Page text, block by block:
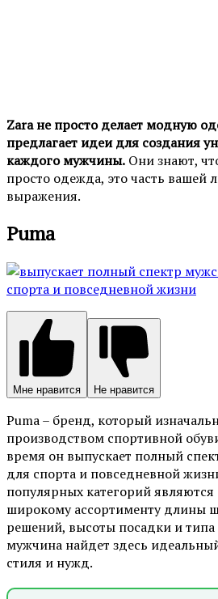
Zara не просто делает модную
предлагает идеи для создания
каждого мужчины. Они знают,
просто одежда, это часть вашей
выражения.
Puma
Мне нравится Не нравится
Puma – бренд, который
производством спортивной
время он выпускает полный
для спорта и повседневной
популярных категорий
широкому ассортименту длины
решений, высоты посадки и
мужчина найдет здесь
стиля и нужд.